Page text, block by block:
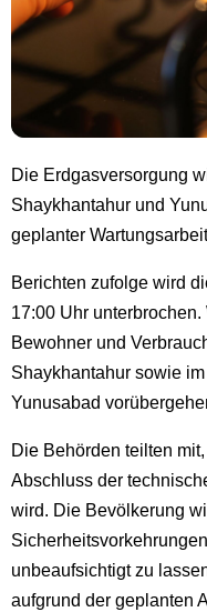
Die Erdgasversorgung
Shaykhantahur und
geplanter
Berichten zufolge wird
17:00 Uhr
Bewohner und
Shaykhantahur sowie im
Yunusabad
Die Behörden teilten
Abschluss der
wird. Die Bevölkerung
unbeaufsichtigt zu
aufgrund der geplanten